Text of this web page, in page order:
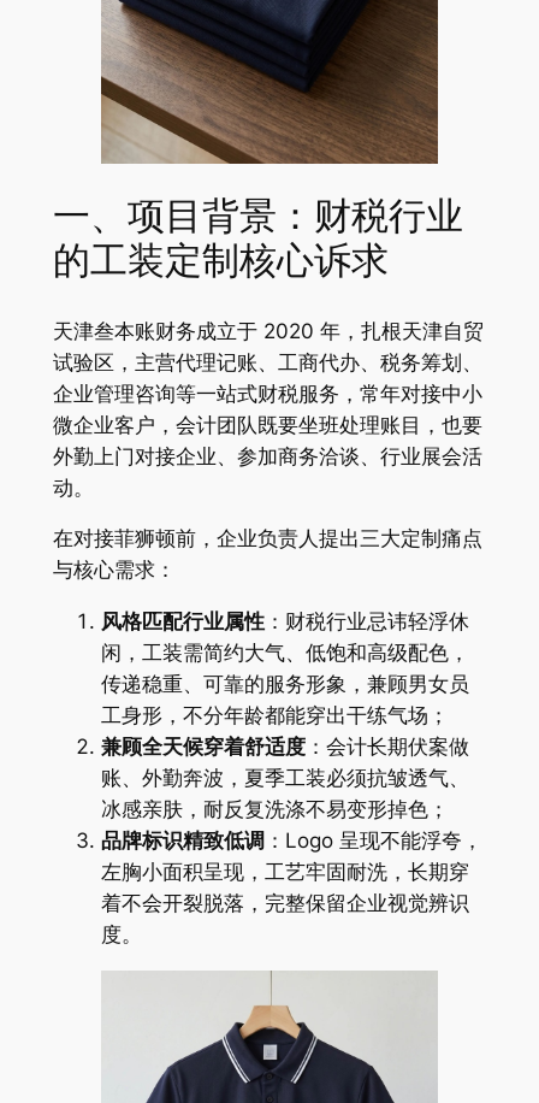
一、项目背景：财税行业
的工装定制核心诉求
天津叁本账财务成立于 2020 年，扎根天津自贸
试验区，主营代理记账、工商代办、税务筹划、
企业管理咨询等一站式财税服务，常年对接中小
微企业客户，会计团队既要坐班处理账目，也要
外勤上门对接企业、参加商务洽谈、行业展会活
动。
在对接菲狮顿前，企业负责人提出三大定制痛点
与核心需求：
风格匹配行业属性：财税行业忌讳轻浮休
闲，工装需简约大气、低饱和高级配色，
传递稳重、可靠的服务形象，兼顾男女员
工身形，不分年龄都能穿出干练气场；
兼顾全天候穿着舒适度：会计长期伏案做
账、外勤奔波，夏季工装必须抗皱透气、
冰感亲肤，耐反复洗涤不易变形掉色；
品牌标识精致低调 ：Logo 呈现不能浮夸，
左胸小面积呈现，工艺牢固耐洗，长期穿
着不会开裂脱落，完整保留企业视觉辨识
度。